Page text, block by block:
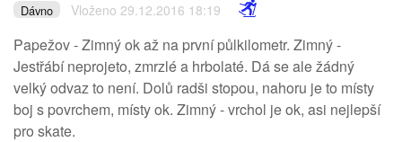
Dávno Vloženo 29.12.2016 18:19
Papežov - Zimný ok až na první půlkilometr. Zimný -
Jestřábí neprojeto, zmrzlé a hrbolaté. Dá se ale žádný
velký odvaz to není. Dolů radši stopou, nahoru je to místy
boj s povrchem, místy ok. Zimný - vrchol je ok, asi nejlepší
pro skate.